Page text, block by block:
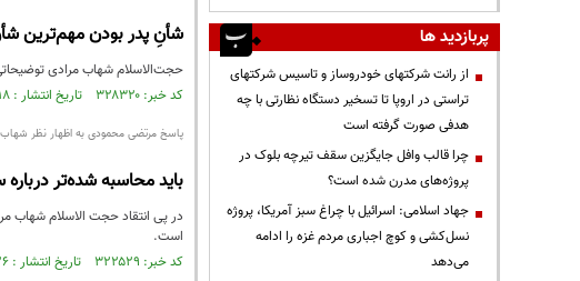
شأنِ پدر بودن مهم‌ترین
حجت‌الاسلام شهاب مرادی توضیحاتی
کد خبر: ۳۲۸۳۲۰ تاریخ انتشار : ۱۳۹۴/۱۱/۱۸
پاسخ مرتضی محمودی به اظهار نظر شهاب
باید محاسبه شده‌تر
در پی انتقاد حجت الاسلام شهاب
است.
کد خبر: ۳۲۲۵۲۹ تاریخ انتشار : ۱۳۹۴/۱۰/۲۶
پربازدید ها
از رانت‌ شرکتهای خودروساز و تاسیس شرکتهای
تراستی در اروپا تا تسخیر دستگاه نظارتی با چه
هدفی صورت گرفته است
چرا قالب وافل جایگزین سقف تیرچه بلوک در
پروژه‌های مدرن شده است؟
جهاد اسلامی: اسرائیل با چراغ سبز آمریکا، پروژه
نسل‌کشی و کوچ اجباری مردم غزه را ادامه
می‌دهد